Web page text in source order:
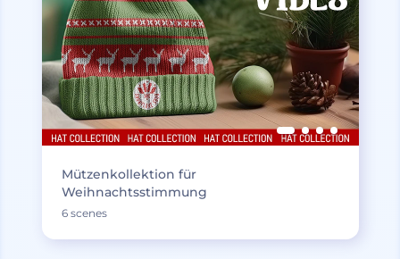
Mützenkollektion für
Weihnachtsstimmung
6 scenes